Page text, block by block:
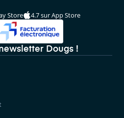
Store 4.7sur App Store
Dougs !